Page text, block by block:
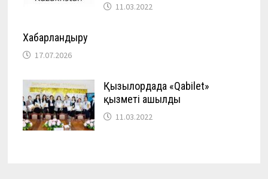
11.03.2022
Хабарландыру
17.07.2026
Қызылордада «Qabilet»
қызметі ашылды
11.03.2022